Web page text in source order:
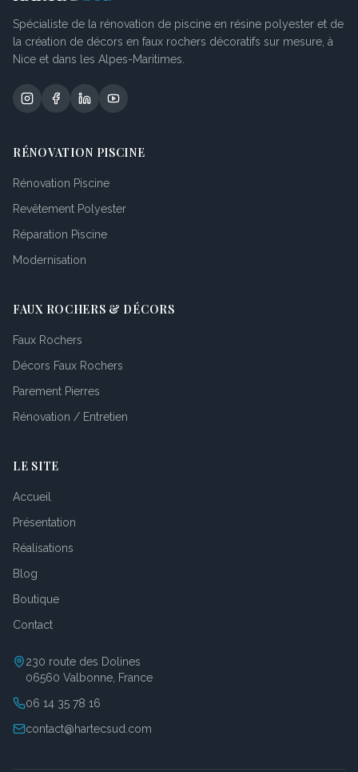
Spécialiste de la rénovation de piscine en résine polyester et de
la création de décors en faux rochers décoratifs sur mesure, à
Nice et dans les Alpes-Maritimes.
RÉNOVATION PISCINE
Rénovation Piscine
Revêtement Polyester
Réparation Piscine
Modernisation
FAUX ROCHERS & DÉCORS
Faux Rochers
Décors Faux Rochers
Parement Pierres
Rénovation / Entretien
LE SITE
Accueil
Présentation
Réalisations
Blog
Boutique
Contact
230 route des Dolines
06560 Valbonne, France
06 14 35 78 16
contact@hartecsud.com